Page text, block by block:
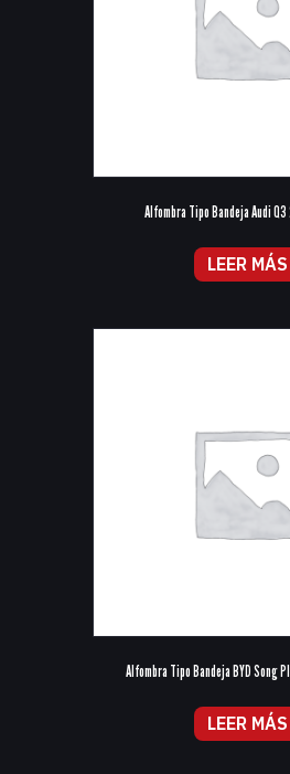
Alfombra Tipo Bandeja Audi
LEER MÁS
Alfombra Tipo Bandeja BYD Song
LEER MÁS